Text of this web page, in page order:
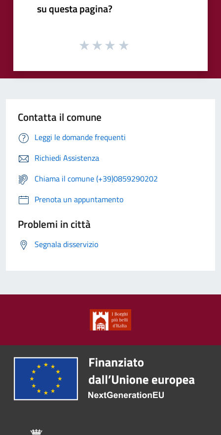
su questa pagina?
Contatta il comune
Leggi le domande frequenti
Richiedi Assistenza
Chiama il comune (+39)0859290202
Prenota un appuntamento
Problemi in città
Segnala disservizio